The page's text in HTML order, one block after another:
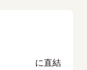
大 に直結